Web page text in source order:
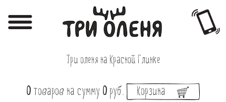
Фотоотчёты
Три оленя на Красной Глинке
0 товаров на сумму 0 руб. Корзина